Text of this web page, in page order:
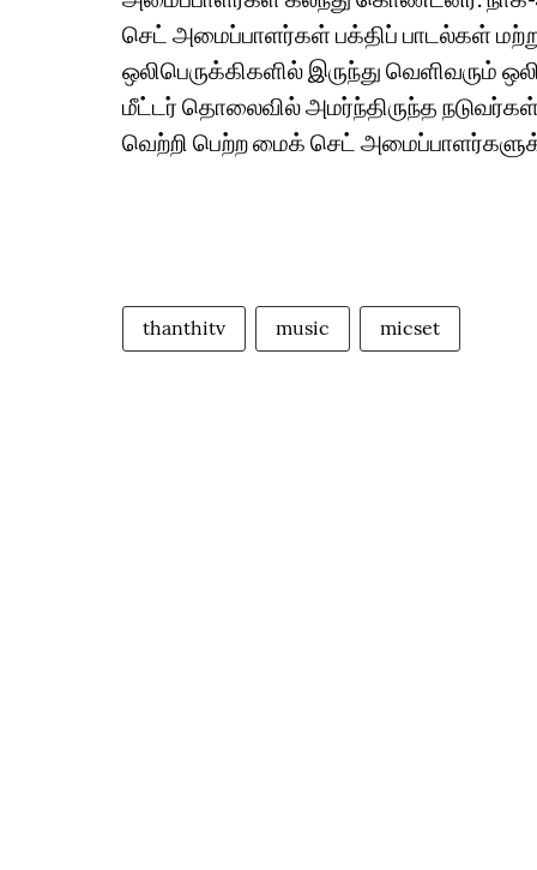
செட் அமைப்பாளர்கள் பக்திப் பாடல்கள்
ஒலிபெருக்கிகளில் இருந்து வெளிவரும்
மீட்டர் தொலைவில் அமர்ந்திருந்த
வெற்றி பெற்ற மைக் செட்
thanthitv music micset